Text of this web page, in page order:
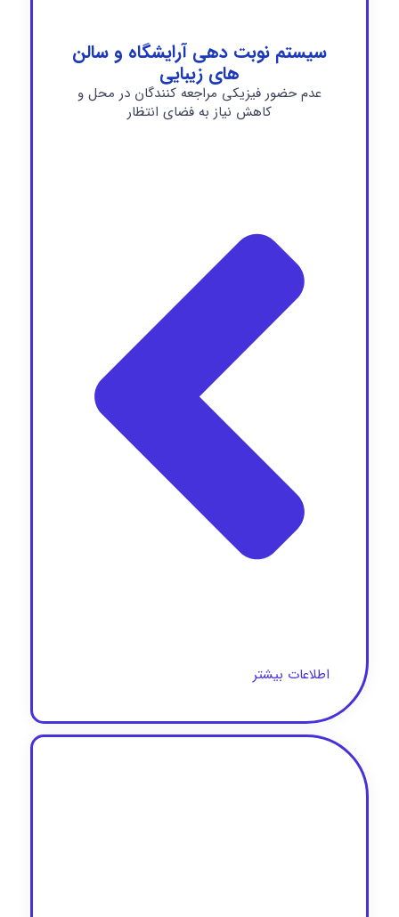
سیستم نوبت دهی آرایشگاه و سالن
های زیبایی
عدم حضور فیزیکی مراجعه کنندگان در محل و
کاهش نیاز به فضای انتظار
اطلاعات بیشتر